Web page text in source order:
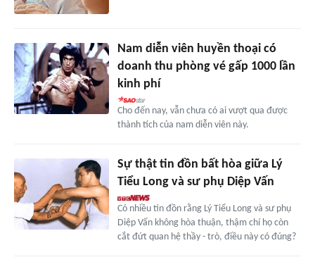
Nam diễn viên huyền thoại có
doanh thu phòng vé gấp 1000 lần
kinh phí
Cho đến nay, vẫn chưa có ai vượt qua được
thành tích của nam diễn viên này.
Sự thật tin đồn bất hòa giữa Lý
Tiểu Long và sư phụ Diệp Vấn
Có nhiều tin đồn rằng Lý Tiểu Long và sư phụ
Diệp Vấn không hòa thuận, thậm chí họ còn
cắt đứt quan hệ thầy - trò, điều này có đúng?